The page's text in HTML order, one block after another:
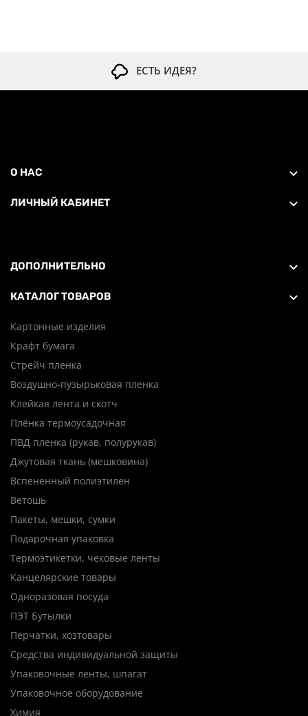
ЕСТЬ ИДЕЯ?
О НАС
ЛИЧНЫЙ КАБИНЕТ
ДОПОЛНИТЕЛЬНО
КАТАЛОГ ТОВАРОВ
Картонные изделия
Крафт бумага
Стрейч пленка
Воздушно-пузырьковая пленка
Клейкая лента и скотч
Плёнка термоусадочная
ПВД пленка (рукав, полурукав)
Джутовая ткань (мешковина)
Вспененный полиэтилен
Ветошь
Пакеты, мешки, сумки
Подарочная упаковка
Термоэтикетки, чековые ленты
Канцелярские товары
Одноразовая посуда
ПЭТ Бутылки
Перчатки, хозтовары
Средства индивидуальной защиты
Упаковочные ленты, шпагат
Упаковочное оборудование
Химия